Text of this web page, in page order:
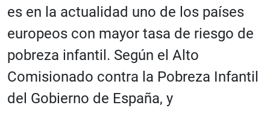
es en la actualidad uno de los países
europeos con mayor tasa de riesgo de
pobreza infantil. Según el Alto
Comisionado contra la Pobreza Infantil
del Gobierno de España, y